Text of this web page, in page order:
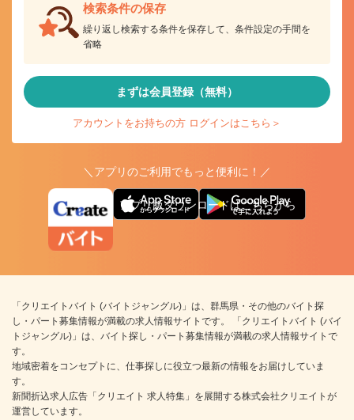
検索条件の保存
繰り返し検索する条件を保存して、条件設定の手間を
省略
まずは会員登録（無料）
アカウントをお持ちの方 ログインはこちら＞
＼アプリのご利用でもっと便利に！／
アプリ版ダウンロードはこちらから
「クリエイトバイト (バイトジャングル)」は、群馬県・その他のバイト探
し・パート募集情報が満載の求人情報サイトです。 「クリエイトバイト (バイ
トジャングル)」は、バイト探し・パート募集情報が満載の求人情報サイトで
す。
地域密着をコンセプトに、仕事探しに役立つ最新の情報をお届けしていま
す。
新聞折込求人広告「クリエイト 求人特集」を展開する株式会社クリエイトが
運営しています。